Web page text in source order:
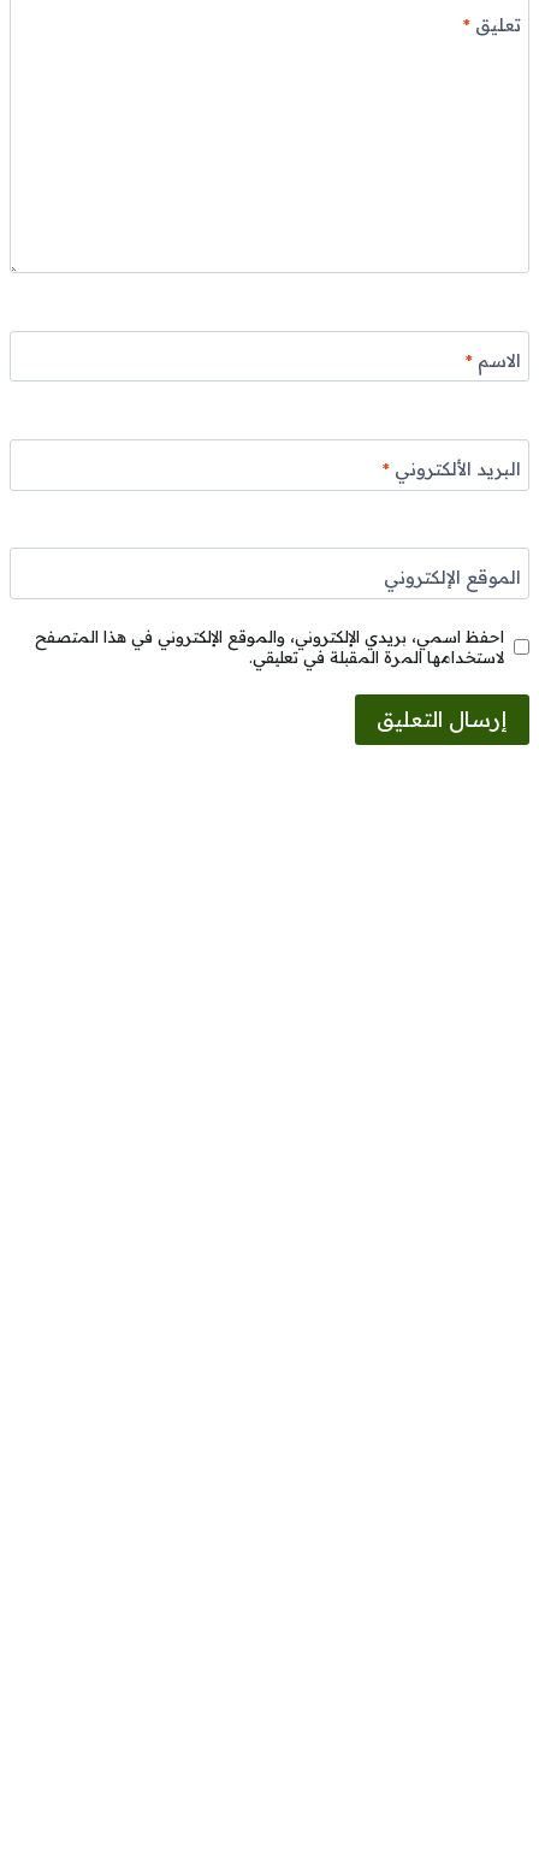
تعليق*
الاسم*
البريد الألكتروني*
الموقع الإلكتروني
احفظ اسمي، بريدي الإلكتروني، والموقع الإلكتروني في هذا المتصفح
لاستخدامها المرة المقبلة في تعليقي.